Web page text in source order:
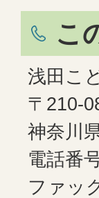
こ
浅田こ
〒210-
神奈川
電話番
ファッ